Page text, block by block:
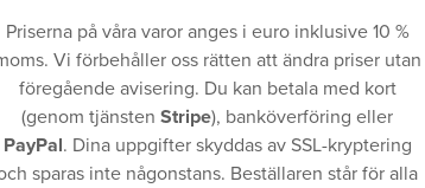
Priserna på våra varor anges i euro inklusive 10 %
Vi förbehåller oss rätten att ändra priser utan
föregående avisering. Du kan betala med kort
(genom tjänstenStripe), banköverföring eller
PayPal. Dina uppgifter skyddas av SSL-kryptering
sparas inte någonstans. Beställaren står för alla